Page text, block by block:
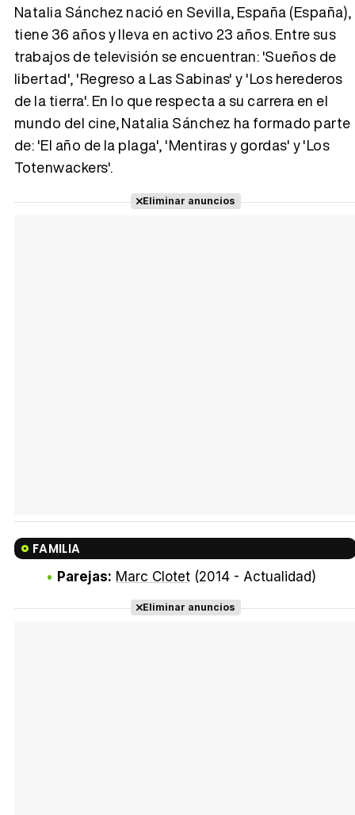
Tráiler 'Vida perra' (2026)
Tráiler Oficial en VOSE 'The Audacity'
Natalia Sánchez nació en Sevilla, España (España),
tiene 36 años y lleva en activo 23 años. Entre sus
trabajos de televisión se encuentran: 'Sueños de
libertad', 'Regreso a Las Sabinas' y 'Los herederos
de la tierra'. En lo que respecta a su carrera en el
mundo del cine, Natalia Sánchez ha formado parte
de: 'El año de la plaga', 'Mentiras y gordas' y 'Los
Totenwackers'.
Eliminar anuncios
FAMILIA
Parejas: Marc Clotet (2014 - Actualidad)
Eliminar anuncios